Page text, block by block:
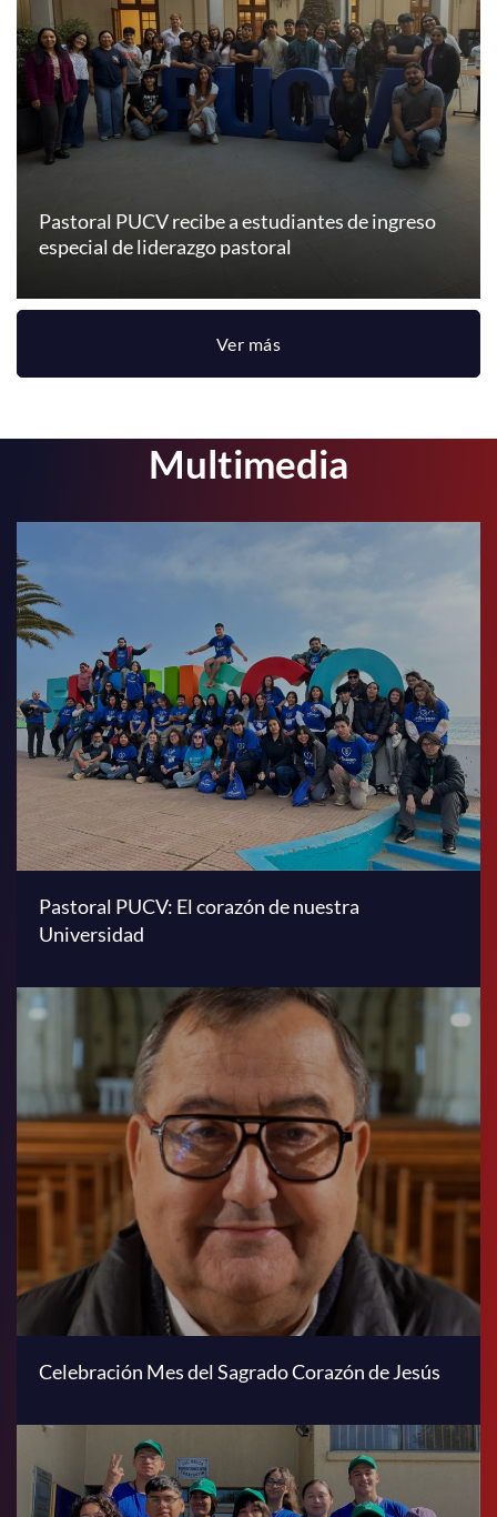
Pastoral PUCV recibe a estudiantes de ingreso
especial de liderazgo pastoral
Ver más
Multimedia
Pastoral PUCV: El corazón de nuestra
Universidad
Celebración Mes del Sagrado Corazón de Jesús